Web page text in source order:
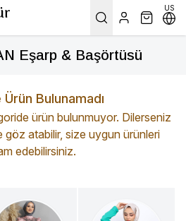
US
Eşarp & Başörtüsü
Bulunamadı
ürün bulunmuyor. Dilerseniz
göz atabilir, size uygun ürünleri
edebilirsiniz.